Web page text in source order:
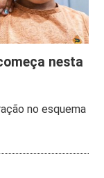
nesta
no esquema